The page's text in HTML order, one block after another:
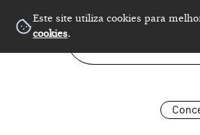
Este site utiliza cookies para
cookies.